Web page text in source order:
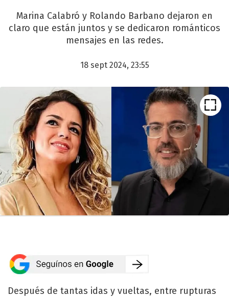
Marina Calabró y Rolando Barbano dejaron en
claro que están juntos y se dedicaron románticos
mensajes en las redes.
18 sept 2024, 23:55
Después de tantas idas y vueltas, entre rupturas